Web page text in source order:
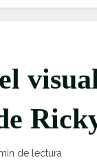
de lectura